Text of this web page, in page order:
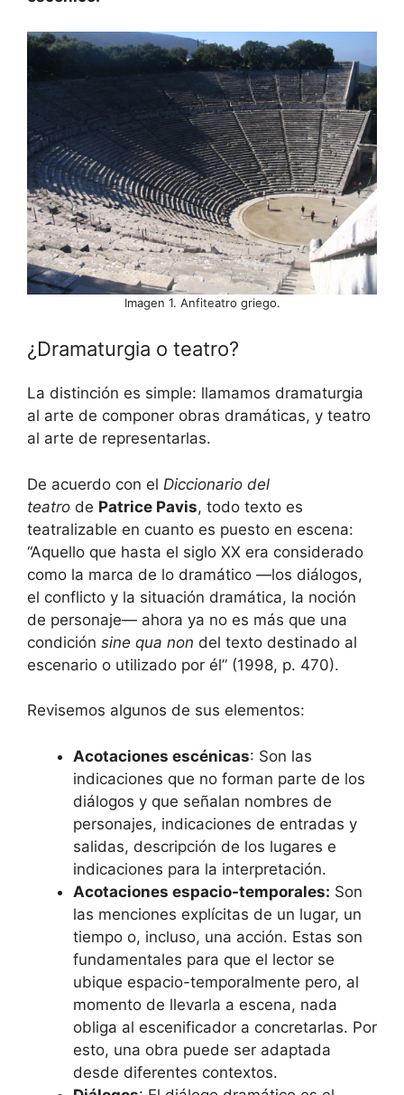
Imagen 1. Anfiteatro griego.
¿Dramaturgia o teatro?
La distinción es simple: llamamos dramaturgia
al arte de componer obras dramáticas, y teatro
al arte de representarlas.
De acuerdo con el Diccionario del
teatro de Patrice Pavis, todo texto es
teatralizable en cuanto es puesto en escena:
“Aquello que hasta el siglo XX era considerado
como la marca de lo dramático —los diálogos,
el conflicto y la situación dramática, la noción
de personaje— ahora ya no es más que una
condición sine qua non del texto destinado al
escenario o utilizado por él” (1998, p. 470).
Revisemos algunos de sus elementos:
Acotaciones escénicas: Son las
indicaciones que no forman parte de los
diálogos y que señalan nombres de
personajes, indicaciones de entradas y
salidas, descripción de los lugares e
indicaciones para la interpretación.
Acotaciones espacio-temporales: Son
las menciones explícitas de un lugar, un
tiempo o, incluso, una acción. Estas son
fundamentales para que el lector se
ubique espacio-temporalmente pero, al
momento de llevarla a escena, nada
obliga al escenificador a concretarlas. Por
esto, una obra puede ser adaptada
desde diferentes contextos.